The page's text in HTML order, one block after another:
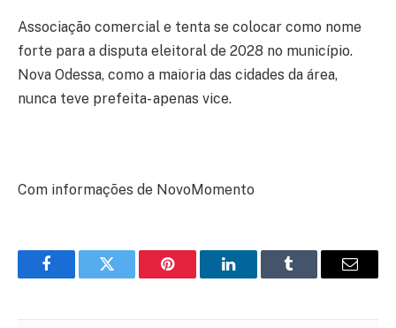
Associação comercial e tenta se colocar como nome
forte para a disputa eleitoral de 2028 no município.
Nova Odessa, como a maioria das cidades da área,
nunca teve prefeita- apenas vice.
Com informações de NovoMomento
FacebookTwitter Pinterest LinkedInTumblr Email